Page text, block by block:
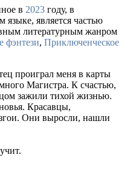
в 2023 году, в
языке, является частью
литературным жанром
фэнтези, Приключенческое
проиграл меня в карты
Магистра. К счастью,
зажили тихой жизнью.
Красавцы,
Они выросли, нашли